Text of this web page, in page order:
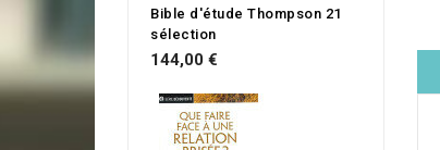
Bible d'étude Thompson 21
sélection
144,00 €